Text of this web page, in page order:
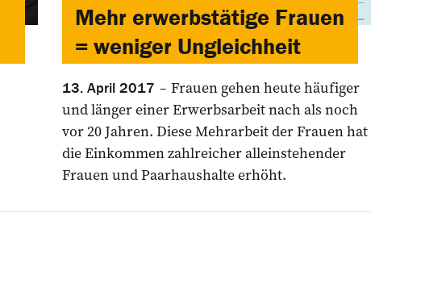
Mehr erwerbstätige Frauen
= weniger Ungleichheit
13. April 2017
Frauen gehen heute häufiger
und länger einer Erwerbsarbeit nach als noch
vor 20 Jahren. Diese Mehrarbeit der Frauen hat
die Einkommen zahlreicher alleinstehender
Frauen und Paarhaushalte erhöht.